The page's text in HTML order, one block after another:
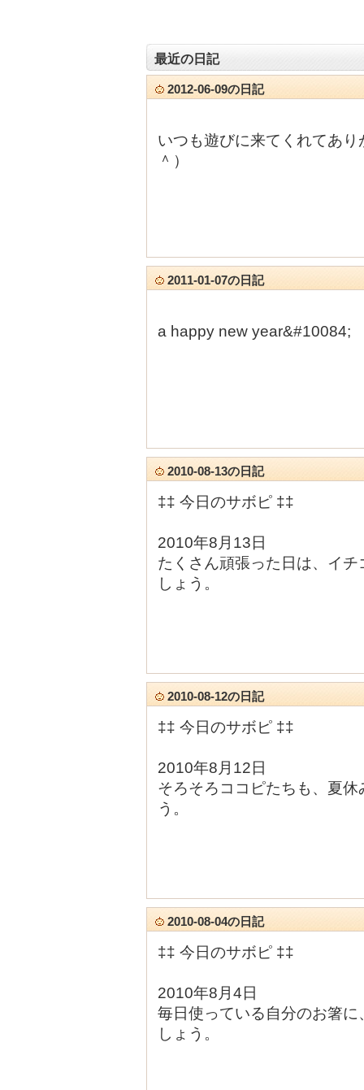
最近の日記
2012-06-09の日記
いつも遊びに来てくれてあ
＾）
2011-01-07の日記
a happy new year&#10084;
2010-08-13の日記
‡‡ 今日のサボピ ‡‡
2010年8月13日
たくさん頑張った日は、イ
しょう。
2010-08-12の日記
‡‡ 今日のサボピ ‡‡
2010年8月12日
そろそろココピたちも、夏
う。
2010-08-04の日記
‡‡ 今日のサボピ ‡‡
2010年8月4日
毎日使っている自分のお箸
しょう。